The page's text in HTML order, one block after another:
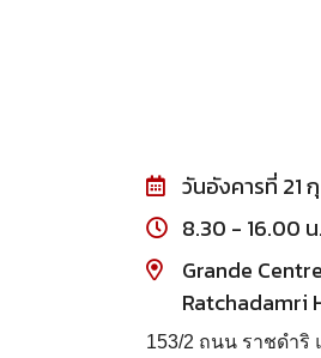
วันอังคารที่ 21
8.30 - 16.00
Grande
Ratchadamri
153/2 ถนน ราชดำริ